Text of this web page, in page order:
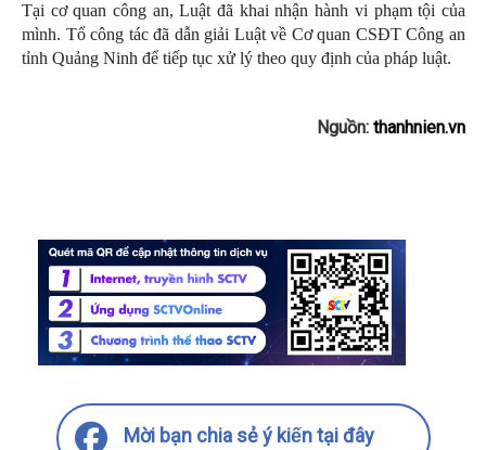
Tại cơ quan công an, Luật đã khai nhận hành vi phạm tội của
mình. Tổ công tác đã dẫn giải Luật về Cơ quan CSĐT Công an
tỉnh Quảng Ninh để tiếp tục xử lý theo quy định của pháp luật.
Nguồn: thanhnien.vn
Mời bạn chia sẻ ý kiến tại đây